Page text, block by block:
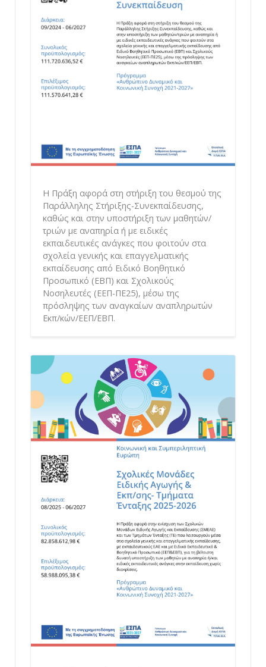
Η Πράξη αφορά στη στήριξη του θεσμού της
Παράλληλης Στήριξης-Συνεκπαίδευσης,
καθώς και στην υποστήριξη των μαθητών/
τριών με αναπηρία ή με ειδικές
εκπαιδευτικές ανάγκες που φοιτούν στα
σχολεία γενικής και επαγγελματικής
εκπαίδευσης από Ειδικό Βοηθητικό
Προσωπικό (ΕΒΠ) και Σχολικούς
Νοσηλευτές (ΕΕΠ-ΠΕ25), μέσω της
πρόσληψης των αναγκαίων αναπληρωτών
Εκπ/κών/ΕΕΠ/ΕΒΠ.